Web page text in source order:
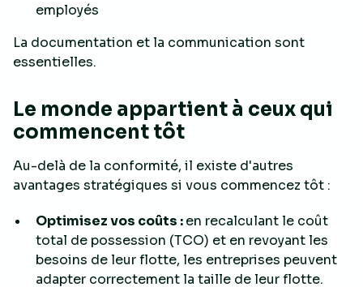
employés
La documentation et la communication sont
essentielles.
Le monde appartient à ceux qui
commencent tôt
Au-delà de la conformité, il existe d'autres
avantages stratégiques si vous commencez tôt :
Optimisez vos coûts :en recalculant le coût
total de possession (TCO) et en revoyant les
besoins de leur flotte, les entreprises peuvent
adapter correctement la taille de leur flotte.